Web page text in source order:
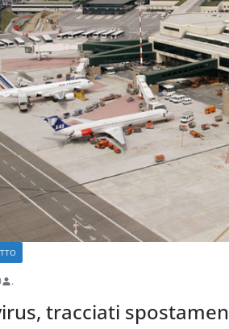
.
tracciati
CRONACA VARESOTTO
Stalle roventi,
a 39 gradi